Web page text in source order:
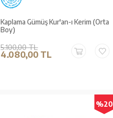
Kaplama Gümüş Kur'an-ı Kerim (Orta
Boy)
5.100,00 TL
4.080,00 TL
%20